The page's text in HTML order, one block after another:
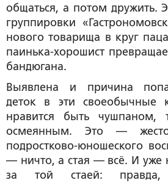
общаться, а потом дружить.
группировки
нового товарища в круг
паинька-хорошист
бандюгана.
Выявлена и причина
деток в эти своеобычные
нравится быть
осмеянным. Это —
подростково-юношеского
— ничто, а стая — всё. И уже
за той стаей: